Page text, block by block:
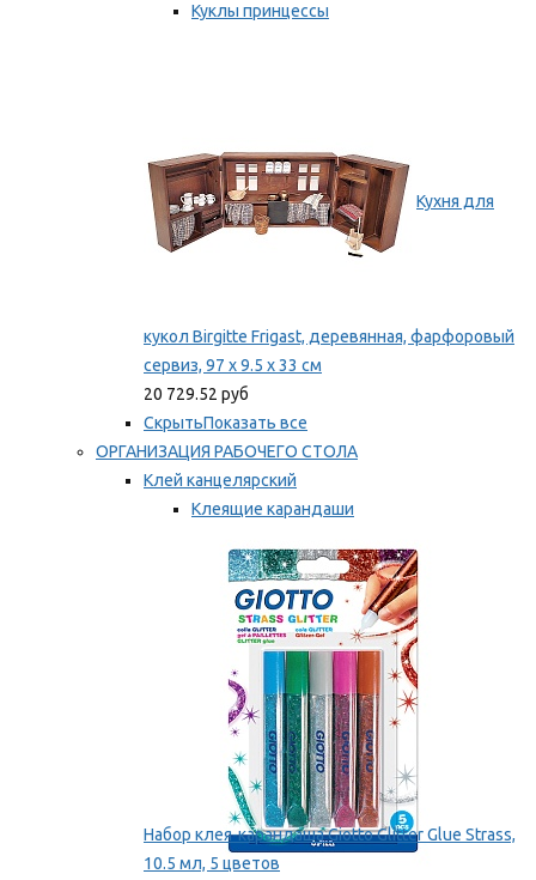
Куклы принцессы
Кухня для
кукол Birgitte Frigast, деревянная, фарфоровый
сервиз, 97 x 9.5 x 33 см
20 729.52 руб
СкрытьПоказать все
ОРГАНИЗАЦИЯ РАБОЧЕГО СТОЛА
Клей канцелярский
Клеящие карандаши
Мы рекомендуем
Набор клея-карандаша Giotto Glitter Glue Strass,
10.5 мл, 5 цветов